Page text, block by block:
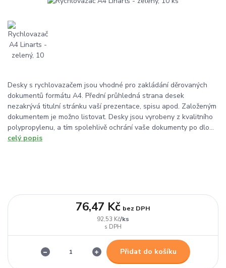
Desky s rychlovazačem jsou vhodné pro zakládání děrovaných
dokumentů formátu A4. Přední průhledná strana desek
nezakrývá titulní stránku vaší prezentace, spisu apod. Založeným
dokumentem je možno listovat. Desky jsou vyrobeny z kvalitního
polypropylenu, a tím spolehlivě ochrání vaše dokumenty po dlo...
celý popis
92,53 Kč/ks
76,47 Kč bez DPH
Přidat do košíku